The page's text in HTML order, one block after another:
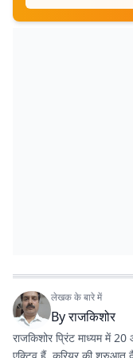
लेखक के बारे में
Byराजकिशोर
राजकिशोर प्रिंट माध्यम में